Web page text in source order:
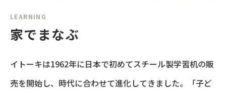
LEARNING
家でまなぶ
イトーキは1962年に日本で初めてスチール製学習机の販
売を開始し、時代に合わせて進化してきました。「子ど